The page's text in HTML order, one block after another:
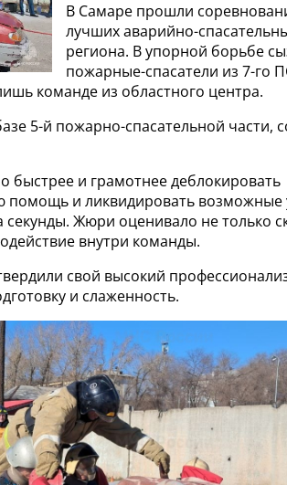
В Самаре прошли
лучших аварийно-
региона. В упорной борьбе
пожарные-спасатели из 7-го
команде из областного центра.
5-й пожарно-спасательной части,
быстрее и грамотнее деблокировать
помощь и ликвидировать возможные
секунды. Жюри оценивало не только
внутри команды.
свой высокий
и слаженность.